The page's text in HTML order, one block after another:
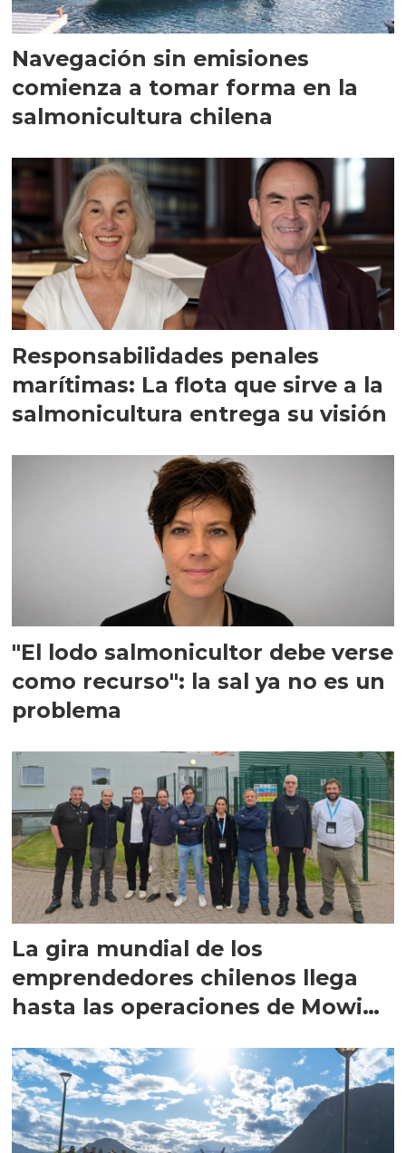
Navegación sin emisiones
comienza a tomar forma en la
salmonicultura chilena
Responsabilidades penales
marítimas: La flota que sirve a la
salmonicultura entrega su visión
"El lodo salmonicultor debe verse
como recurso": la sal ya no es un
problema
La gira mundial de los
emprendedores chilenos llega
hasta las operaciones de Mowi